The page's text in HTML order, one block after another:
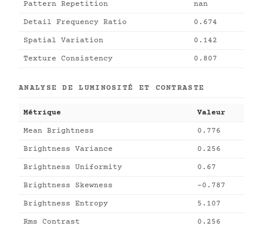
Pattern Repetition nan
Detail Frequency Ratio 0.674
Spatial Variation 0.142
Texture Consistency 0.807
ANALYSE DE LUMINOSITÉ ET CONTRASTE
Métrique Valeur
Mean Brightness 0.776
Brightness Variance 0.256
Brightness Uniformity 0.67
Brightness Skewness -0.787
Brightness Entropy 5.107
Rms Contrast 0.256